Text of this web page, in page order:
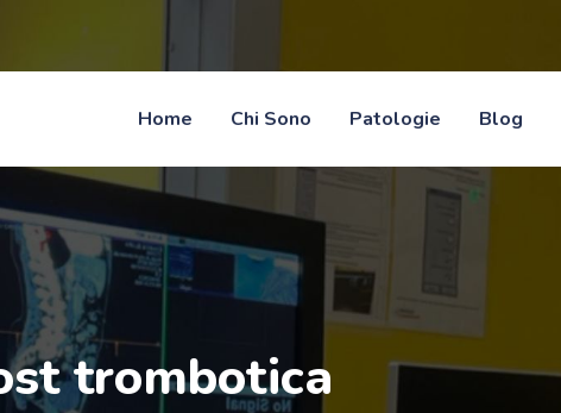
Home Chi Sono Patologie Blog
trombotica